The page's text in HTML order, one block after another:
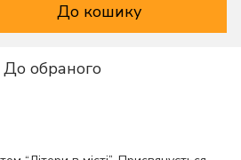
До кошику
До обраного